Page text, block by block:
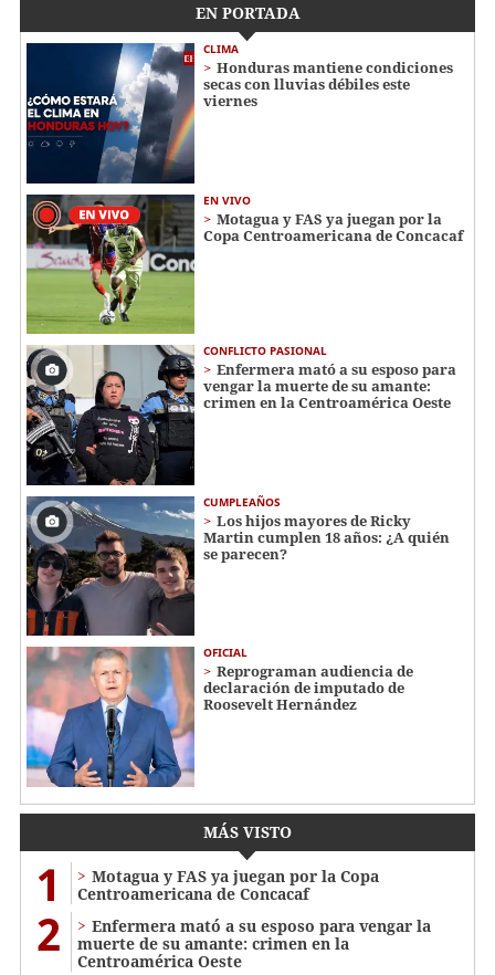
EN PORTADA
CLIMA
Honduras mantiene condiciones
secas con lluvias débiles este
viernes
EN VIVO
Motagua y FAS ya juegan por la
Copa Centroamericana de Concacaf
CONFLICTO PASIONAL
Enfermera mató a su esposo para
vengar la muerte de su amante:
crimen en la Centroamérica Oeste
CUMPLEAÑOS
Los hijos mayores de Ricky
Martin cumplen 18 años: ¿A quién
se parecen?
OFICIAL
Reprograman audiencia de
declaración de imputado de
Roosevelt Hernández
MÁS VISTO
1
Motagua y FAS ya juegan por la Copa
Centroamericana de Concacaf
2
Enfermera mató a su esposo para vengar la
muerte de su amante: crimen en la
Centroamérica Oeste